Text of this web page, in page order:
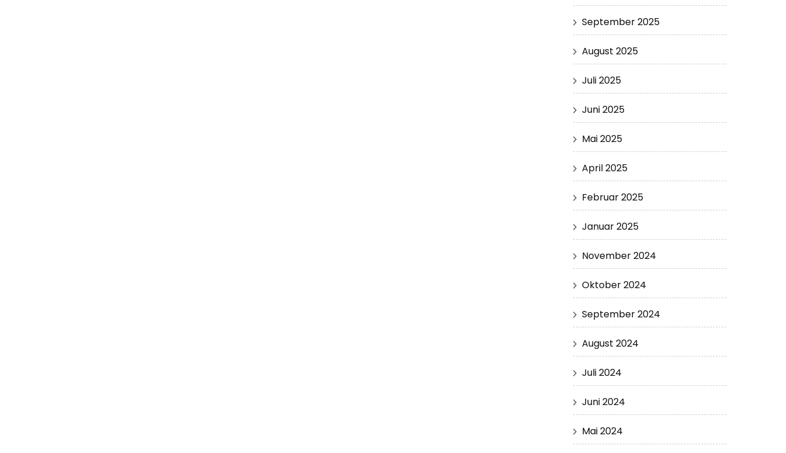
September 2025
August 2025
Juli 2025
Juni 2025
Mai 2025
April 2025
Februar 2025
Januar 2025
November 2024
Oktober 2024
September 2024
August 2024
Juli 2024
Juni 2024
Mai 2024